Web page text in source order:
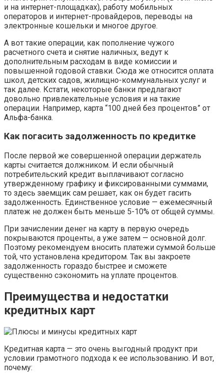
и на интернет-площадках), работу мобильных
операторов и интернет-провайдеров, переводы на
электронные кошельки и многое другое.
А вот такие операции, как пополнение чужого
расчетного счета и снятие наличных, ведут к
дополнительным расходам в виде комиссии и
повышенной годовой ставки. Сюда же относится оплата
школ, детских садов, жилищно-коммунальных услуг и
так далее. Кстати, некоторые банки предлагают
довольно привлекательные условия и на такие
операции. Например, карта “100 дней без процентов” от
Альфа-банка.
Как погасить задолженность по кредитке
После первой же совершенной операции держатель
карты считается должником. И если обычный
потребительский кредит выплачивают согласно
утвержденному графику и фиксированными суммами,
то здесь заемщик сам решает, как он будет гасить
задолженность. Единственное условие — ежемесячный
платеж не должен быть меньше 5-10% от общей суммы.
При зачислении денег на карту в первую очередь
покрываются проценты, а уже затем — основной долг.
Поэтому рекомендуем вносить платежи суммой больше
той, что установлена кредитором. Так вы закроете
задолженность гораздо быстрее и сможете
существенно сэкономить на уплате процентов.
Преимущества и недостатки
кредитных карт
Кредитная карта — это очень выгодный продукт при
условии грамотного подхода к ее использованию. И вот,
почему: